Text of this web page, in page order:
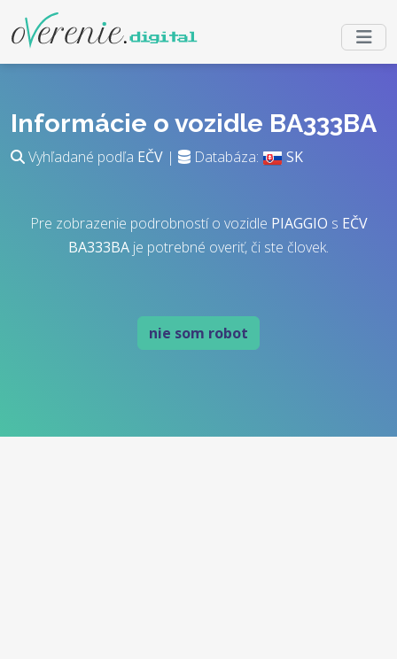
Informácie o vozidle BA333BA
Vyhľadané podľa EČV | Databáza: SK
Pre zobrazenie podrobností o vozidle PIAGGIO s EČV
BA333BA je potrebné overiť, či ste človek.
nie som robot